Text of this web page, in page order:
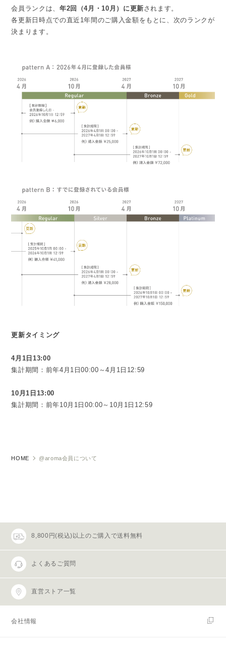
会員ランクは、 年2回（4月・10月）に更新されます。
各更新日時点での直近1年間のご購入金額をもとに、次のランクが
決まります。
更新タイミング
4月1日13:00
集計期間：前年4月1日00:00～4月1日12:59
10月1日13:00
集計期間：前年10月1日00:00～10月1日12:59
HOME @aroma会員について
8,800円(税込)以上のご購入で送料無料
よくあるご質問
直営ストア一覧
会社情報